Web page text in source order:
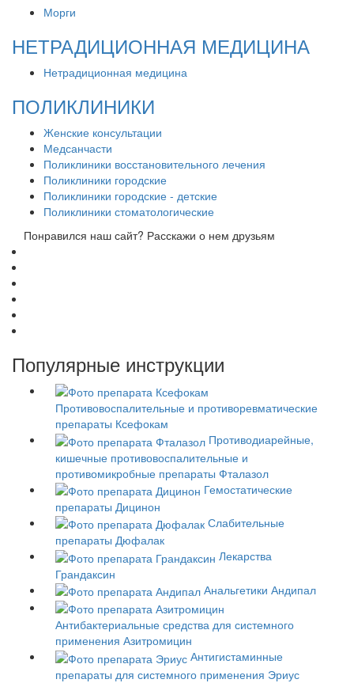
Морги
НЕТРАДИЦИОННАЯ МЕДИЦИНА
Нетрадиционная медицина
ПОЛИКЛИНИКИ
Женские консультации
Медсанчасти
Поликлиники восстановительного лечения
Поликлиники городские
Поликлиники городские - детские
Поликлиники стоматологические
Понравился наш сайт? Расскажи о нем друзьям
Популярные инструкции
Противовоспалительные и противоревматические
препараты Ксефокам
Противодиарейные,
кишечные противовоспалительные и
противомикробные препараты Фталазол
Гемостатические
препараты Дицинон
Слабительные
препараты Дюфалак
Лекарства
Грандаксин
Анальгетики Андипал
Антибактериальные средства для системного
применения Азитромицин
Антигистаминные
препараты для системного применения Эриус